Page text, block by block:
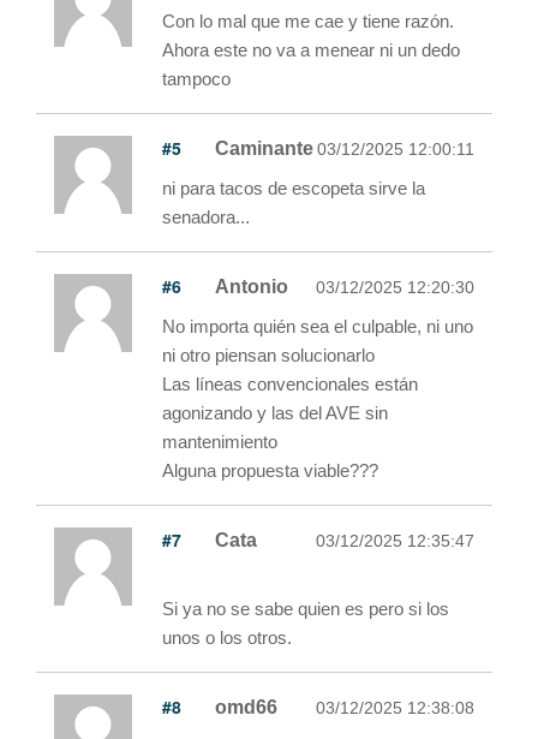
Con lo mal que me cae y tiene razón.
Ahora este no va a menear ni un dedo
tampoco
#5 Caminante03/12/2025 12:00:11
ni para tacos de escopeta sirve la
senadora...
#6 Antonio 03/12/2025 12:20:30
No importa quién sea el culpable, ni uno
ni otro piensan solucionarlo
Las líneas convencionales están
agonizando y las del AVE sin
mantenimiento
Alguna propuesta viable???
#7 Cata 03/12/2025 12:35:47
Si ya no se sabe quien es pero si los
unos o los otros.
#8 omd66 03/12/2025 12:38:08